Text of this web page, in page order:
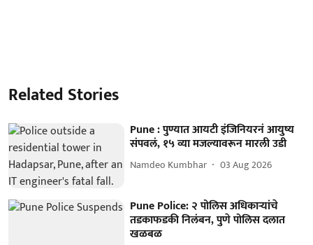
Related Stories
Pune : पुण्यात आयटी इंजिनियरनं आयुष्य
संपवलं, १५ व्या मजल्यावरून मारली उडी
Namdeo Kumbhar 03 Aug 2026
Pune Police: २ पोलिस अधिकाऱ्यांचे
तडकाफडकी निलंबन, पुणे पोलिस दलात
खळबळ